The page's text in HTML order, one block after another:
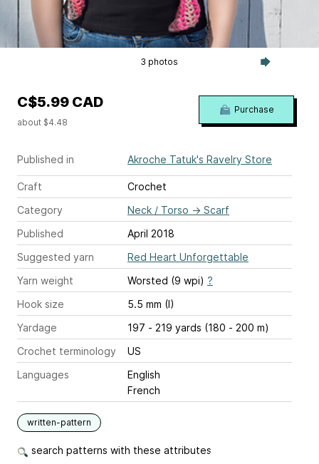
3 photos
Published in Akroche Tatuk's Ravelry Store
Craft
Crochet
Category
Neck / Torso → Scarf
Published
April 2018
Suggested yarn
Red Heart Unforgettable
Yarn weight
Worsted (9 wpi) ?
Hook size
5.5 mm (I)
Yardage
197 - 219 yards (180 - 200 m)
Crochet terminology
US
Languages
English
French
written-pattern
search patterns with these attributes
C$5.99 CAD
about $4.48
Purchase